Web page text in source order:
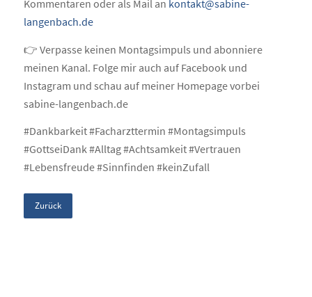
Kommentaren oder als Mail an kontakt@sabine-
langenbach.de
👉 Verpasse keinen Montagsimpuls und abonniere
meinen Kanal. Folge mir auch auf Facebook und
Instagram und schau auf meiner Homepage vorbei
sabine-langenbach.de
#Dankbarkeit #Facharzttermin #Montagsimpuls
#GottseiDank #Alltag #Achtsamkeit #Vertrauen
#Lebensfreude #Sinnfinden #keinZufall
Zurück